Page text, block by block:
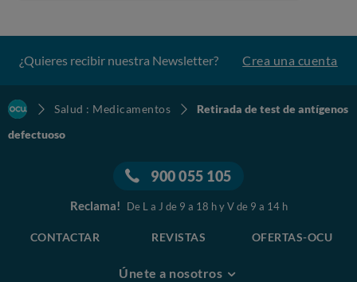
¿Quieres recibir nuestra Newsletter? Crea una cuenta
Salud : Medicamentos
Retirada de test de antígenos
defectuoso
900 055 105
Reclama! De L a J de 9 a 18 h y V de 9 a 14 h
CONTACTAR REVISTAS OFERTAS-OCU
Únete a nosotros